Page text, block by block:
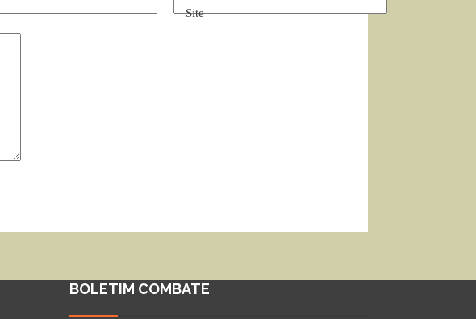
Site
BOLETIM COMBATE